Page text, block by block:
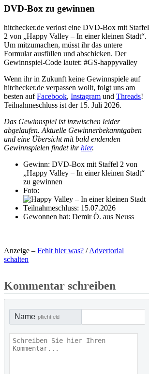
DVD-Box zu gewinnen
hitchecker.de verlost eine DVD-Box mit Staffel
2 von „Happy Valley – In einer kleinen Stadt“.
Um mitzumachen, müsst ihr das untere
Formular ausfüllen und abschicken. Der
Gewinnspiel-Code lautet: #GS-happyvalley
Wenn ihr in Zukunft keine Gewinnspiele auf
hitchecker.de verpassen wollt, folgt uns am
besten aufFacebook, Instagram und Threads!
Teilnahmeschluss ist der 15. Juli 2026.
Das Gewinnspiel ist inzwischen leider
abgelaufen. Aktuelle Gewinnerbekanntgaben
und eine Übersicht mit bald endenden
Gewinnspielen findet ihrhier.
Gewinn: DVD-Box mit Staffel 2 von
„Happy Valley – In einer kleinen Stadt“
zu gewinnen
Foto:
Teilnahmeschluss: 15.07.2026
Gewonnen hat: Demir Ö. aus Neuss
Anzeige – Fehlt hier was? /Advertorial
schalten
Kommentar schreiben
Name pflichtfeld